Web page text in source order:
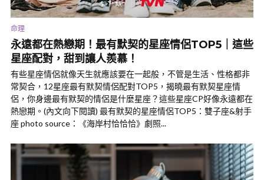
命理
永遠都在熱戀期！最有默契的星座情侶TOP5｜這些
星座配對，甜到讓人羨慕！
有些星座情侶就像天生就應該要在一起般，不管是生活、性格都非
常契合，12星座最有默契情侶配對TOP5，揭曉最有默契星座情
侶，你身邊最有默契的情侶是什麼星座？這些星座CP好像永遠都在
熱戀期。(內文向下閱讀) 最有默契的星座情侶TOP5：雙子座&射手
座 photo source：《海岸村恰恰恰》劇照...